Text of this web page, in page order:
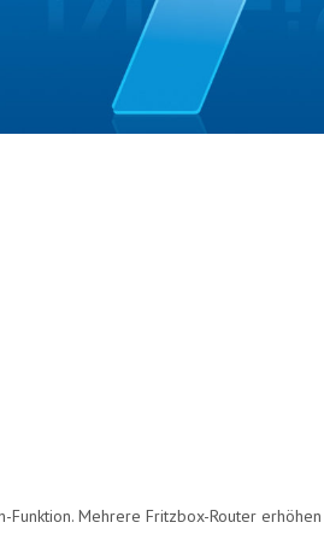
Mehrere Fritzbox-Router